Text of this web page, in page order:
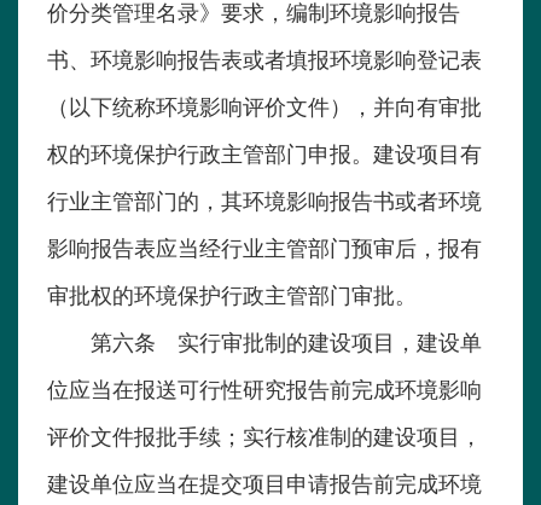
价分类管理名录》要求，编制环境影响报告
书、环境影响报告表或者填报环境影响登记表
（以下统称环境影响评价文件），并向有审批
权的环境保护行政主管部门申报。建设项目有
行业主管部门的，其环境影响报告书或者环境
影响报告表应当经行业主管部门预审后，报有
审批权的环境保护行政主管部门审批。
第六条 实行审批制的建设项目，建设单
位应当在报送可行性研究报告前完成环境影响
评价文件报批手续；实行核准制的建设项目，
建设单位应当在提交项目申请报告前完成环境